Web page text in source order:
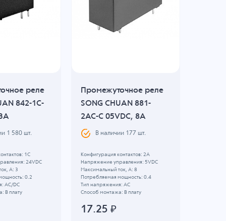
реле
842-1C-
1 580 шт.
1C
24VDC
А: 3
0.2
AC/DC
В плату
Промежуточное реле
SONG CHUAN 881-
2AC-C 05VDC, 8A
В наличии 177 шт.
Конфигурация контактов: 2А
Напряжение управления: 5VDC
Максимальный ток, А: 8
Потребляемая мощность: 0.4
Тип напряжения: AC
Способ монтажа: В плату
17.25 ₽